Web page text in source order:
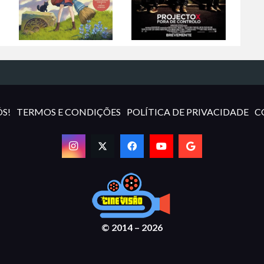
TERMOS E CONDIÇÕES POLÍTICA DE PRIVACIDADE
© 2014 – 2026